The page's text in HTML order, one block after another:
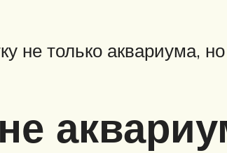
не только аквариума,